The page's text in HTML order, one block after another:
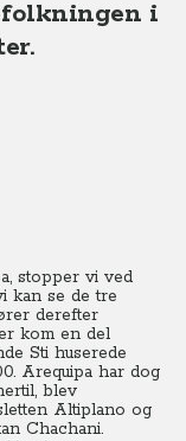
i
stopper vi ved
kan se de tre
derefter
kom en del
Sti huserede
Arequipa har dog
blev
Altiplano og
Chachani.